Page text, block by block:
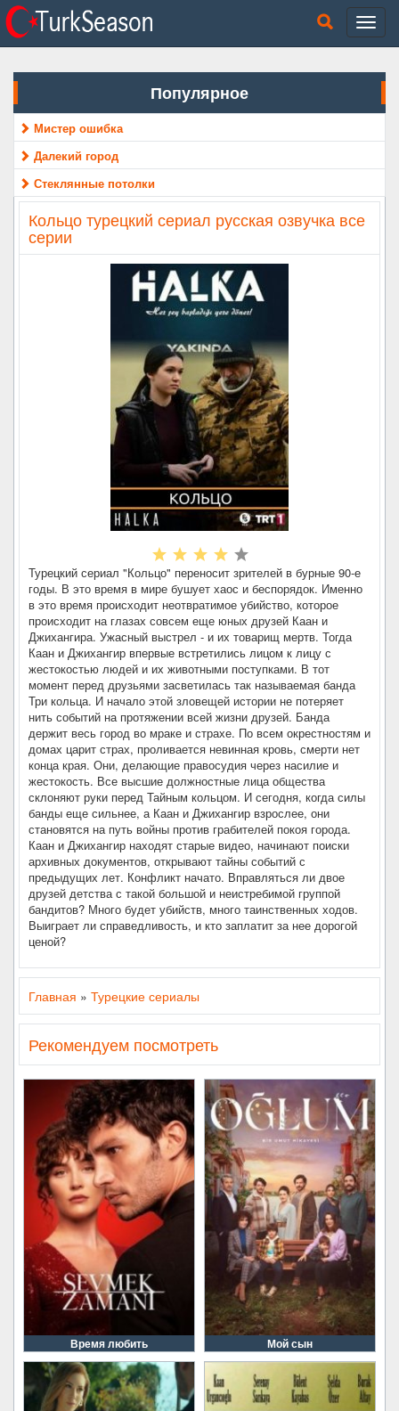
Популярное
Мистер ошибка
Далекий город
Стеклянные потолки
Кольцо турецкий сериал русская озвучка все
серии
Турецкий сериал "Кольцо" переносит зрителей в бурные 90-е
годы. В это время в мире бушует хаос и беспорядок. Именно
в это время происходит неотвратимое убийство, которое
происходит на глазах совсем еще юных друзей Каан и
Джихангира. Ужасный выстрел - и их товарищ мертв. Тогда
Каан и Джихангир впервые встретились лицом к лицу с
жестокостью людей и их животными поступками. В тот
момент перед друзьями засветилась так называемая банда
Три кольца. И начало этой зловещей истории не потеряет
нить событий на протяжении всей жизни друзей. Банда
держит весь город во мраке и страхе. По всем окрестностям и
домах царит страх, проливается невинная кровь, смерти нет
конца края. Они, делающие правосудия через насилие и
жестокость. Все высшие должностные лица общества
склоняют руки перед Тайным кольцом. И сегодня, когда силы
банды еще сильнее, а Каан и Джихангир взрослее, они
становятся на путь войны против грабителей покоя города.
Каан и Джихангир находят старые видео, начинают поиски
архивных документов, открывают тайны событий с
предыдущих лет. Конфликт начато. Вправляться ли двое
друзей детства с такой большой и неистребимой группой
бандитов? Много будет убийств, много таинственных ходов.
Выиграет ли справедливость, и кто заплатит за нее дорогой
ценой?
Главная » Турецкие сериалы
Рекомендуем посмотреть
Время любить Мой сын